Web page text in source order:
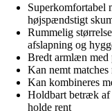
Superkomfortabel
højspændstigt
Rummelig
afslapning og
Bredt armlæn med
Kan nemt
Kan kombineres
Holdbart betræk af
holde rent